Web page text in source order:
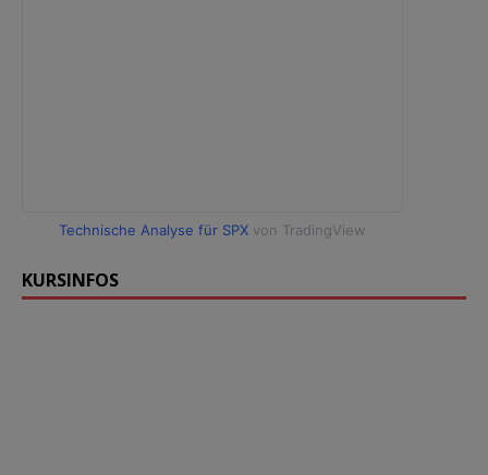
Technische Analyse für SPX von TradingView
KURSINFOS